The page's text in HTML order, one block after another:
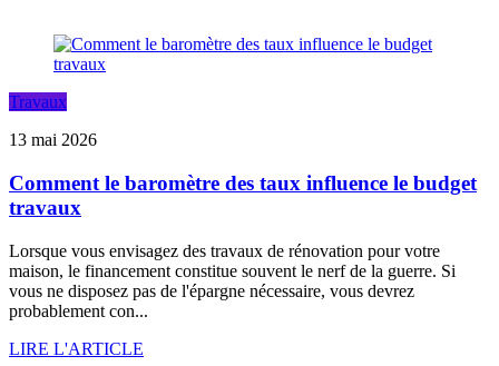
Travaux
13 mai 2026
Comment le baromètre des taux influence le budget
travaux
Lorsque vous envisagez des travaux de rénovation pour votre
maison, le financement constitue souvent le nerf de la guerre. Si
vous ne disposez pas de l'épargne nécessaire, vous devrez
probablement con...
LIRE L'ARTICLE